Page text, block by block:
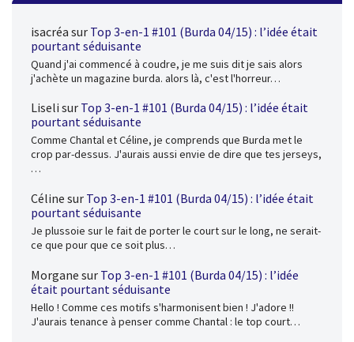
isacréa sur Top 3-en-1 #101 (Burda 04/15) : l’idée était
pourtant séduisante
Quand j'ai commencé à coudre, je me suis dit je sais alors
j'achète un magazine burda. alors là, c'est l'horreur…
Liseli sur Top 3-en-1 #101 (Burda 04/15) : l’idée était
pourtant séduisante
Comme Chantal et Céline, je comprends que Burda met le
crop par-dessus. J'aurais aussi envie de dire que tes jerseys,
…
Céline sur Top 3-en-1 #101 (Burda 04/15) : l’idée était
pourtant séduisante
Je plussoie sur le fait de porter le court sur le long, ne serait-
ce que pour que ce soit plus…
Morgane sur Top 3-en-1 #101 (Burda 04/15) : l’idée
était pourtant séduisante
Hello ! Comme ces motifs s'harmonisent bien ! J'adore !!
J'aurais tenance à penser comme Chantal : le top court…